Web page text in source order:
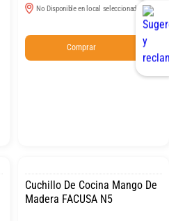
No Disponible en local seleccionado
Comprar
Cuchillo De Cocina Mango De
Madera FACUSA N5